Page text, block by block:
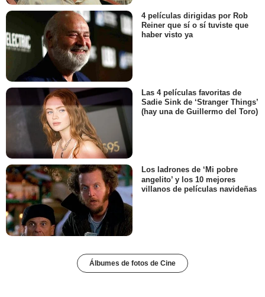
4 películas dirigidas por Rob
Reiner que sí o sí tuviste que
haber visto ya
Las 4 películas favoritas de
Sadie Sink de ‘Stranger Things’
(hay una de Guillermo del Toro)
Los ladrones de ‘Mi pobre
angelito’ y los 10 mejores
villanos de películas navideñas
Álbumes de fotos de Cine